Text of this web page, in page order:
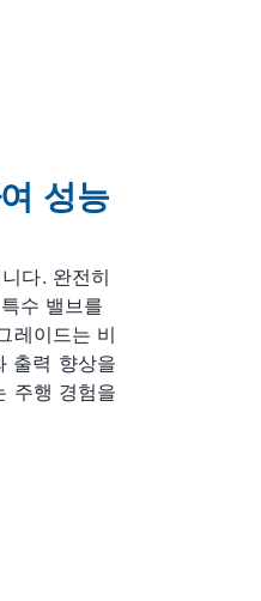
성능
다. 완전히
수 밸브를
레이드는 비
출력 향상을
주행 경험을